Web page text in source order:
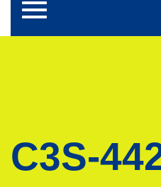
Toggle navigation
C3S-